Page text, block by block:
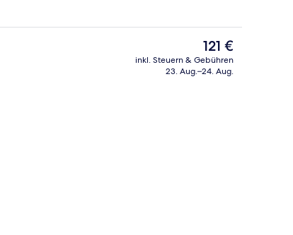
Fassade der Unterkunft
Der
aktuelle
Preis
121 €
inkl. Steuern & Gebühren
23. Aug.–24. Aug.